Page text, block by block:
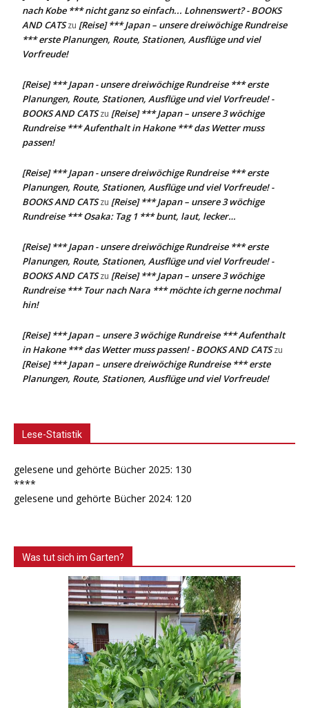
nach Kobe *** nicht ganz so einfach... Lohnenswert? - BOOKS
AND CATSzu [Reise] *** Japan – unsere dreiwöchige Rundreise
*** erste Planungen, Route, Stationen, Ausflüge und viel
Vorfreude!
[Reise] *** Japan - unsere dreiwöchige Rundreise *** erste
Planungen, Route, Stationen, Ausflüge und viel Vorfreude! -
BOOKS AND CATSzu [Reise] *** Japan – unsere 3 wöchige
Rundreise *** Aufenthalt in Hakone *** das Wetter muss
passen!
[Reise] *** Japan - unsere dreiwöchige Rundreise *** erste
Planungen, Route, Stationen, Ausflüge und viel Vorfreude! -
BOOKS AND CATSzu [Reise] *** Japan – unsere 3 wöchige
Rundreise *** Osaka: Tag 1 *** bunt, laut, lecker…
[Reise] *** Japan - unsere dreiwöchige Rundreise *** erste
Planungen, Route, Stationen, Ausflüge und viel Vorfreude! -
BOOKS AND CATSzu [Reise] *** Japan – unsere 3 wöchige
Rundreise *** Tour nach Nara *** möchte ich gerne nochmal
hin!
[Reise] *** Japan – unsere 3 wöchige Rundreise *** Aufenthalt
in Hakone *** das Wetter muss passen! - BOOKS AND CATSzu
[Reise] *** Japan – unsere dreiwöchige Rundreise *** erste
Planungen, Route, Stationen, Ausflüge und viel Vorfreude!
Lese-Statistik
gelesene und gehörte Bücher 2025: 130
****
gelesene und gehörte Bücher 2024: 120
Was tut sich im Garten?